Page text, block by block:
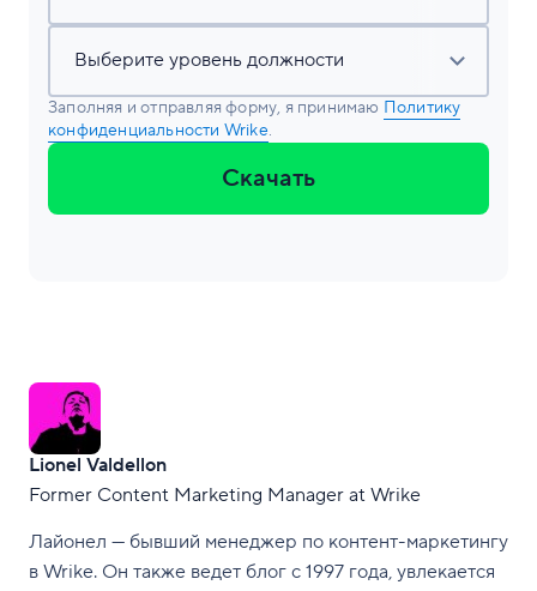
Заполняя и отправляя форму, я принимаю Политику
конфиденциальности Wrike.
Скачать
Lionel Valdellon
Former Content Marketing Manager at Wrike
Лайонел — бывший менеджер по контент-маркетингу
в Wrike. Он также ведет блог с 1997 года, увлекается